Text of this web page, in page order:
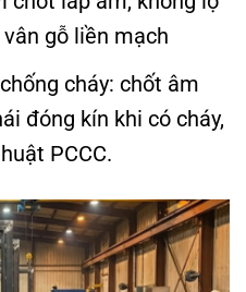
gỗ liền mạch
cháy: chốt âm
đóng kín khi có cháy,
PCCC.